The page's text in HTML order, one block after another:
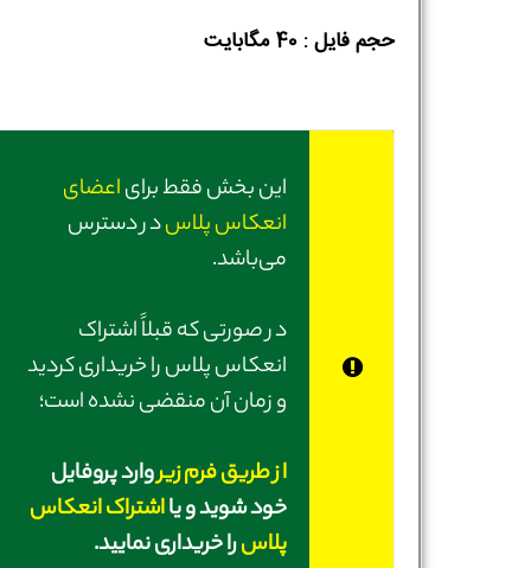
حجم فایل :‌ 40 مگابایت
این بخش فقط برایاعضای
انعکاس پلاسدر دسترس
می‌باشد.
در صورتی‌ که قبلاً اشتراک
انعکاس پلاس را خریداری کردید
و زمان آن منقضی نشده است؛
از طریق فرم زیروارد پروفایل
خود شوید و یااشتراک انعکاس
پلاسرا خریداری نمایید.